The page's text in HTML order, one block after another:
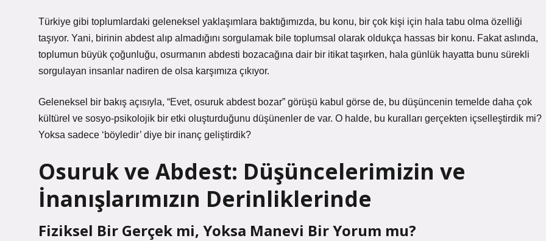
Türkiye gibi toplumlardaki geleneksel yaklaşımlara baktığımızda, bu konu, bir çok kişi için hala tabu olma özelliği
taşıyor. Yani, birinin abdest alıp almadığını sorgulamak bile toplumsal olarak oldukça hassas bir konu. Fakat aslında,
toplumun büyük çoğunluğu, osurmanın abdesti bozacağına dair bir itikat taşırken, hala günlük hayatta bunu sürekli
sorgulayan insanlar nadiren de olsa karşımıza çıkıyor.
Geleneksel bir bakış açısıyla, “Evet, osuruk abdest bozar” görüşü kabul görse de, bu düşüncenin temelde daha çok
kültürel ve sosyo-psikolojik bir etki oluşturduğunu düşünenler de var. O halde, bu kuralları gerçekten içselleştirdik mi?
Yoksa sadece ‘böyledir’ diye bir inanç geliştirdik?
Osuruk ve Abdest: Düşüncelerimizin ve
İnanışlarımızın Derinliklerinde
Fiziksel Bir Gerçek mi, Yoksa Manevi Bir Yorum mu?